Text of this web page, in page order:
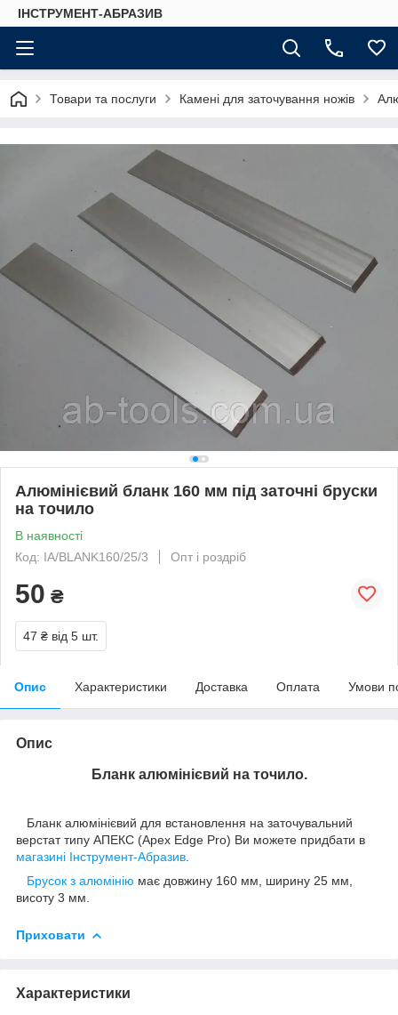
ІНСТРУМЕНТ-АБРАЗИВ
Товари та послуги Камені для заточування ножів
Алюмінієвий бланк 160 мм під заточні бруски
на точило
В наявності
Код: IA/BLANK160/25/3
Опт і роздріб
50 ₴
47 ₴ від 5 шт.
Опис Характеристики Доставка Оплата Умови
Опис
Бланк алюмінієвий на точило.
Бланк алюмінієвий для встановлення на заточувальний
верстат типу АПЕКС (Apex Edge Pro) Ви можете придбати в
магазині Інструмент-Абразив
Брусок з алюмінію має довжину 160 мм, ширину 25 мм,
висоту 3 мм.
Приховати
Характеристики